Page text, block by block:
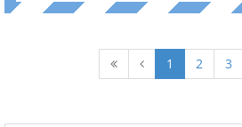
1 2 3